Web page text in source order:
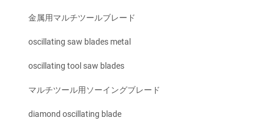
金属用マルチツールブレード
oscillating saw blades metal
oscillating tool saw blades
マルチツール用ソーイングブレード
diamond oscillating blade